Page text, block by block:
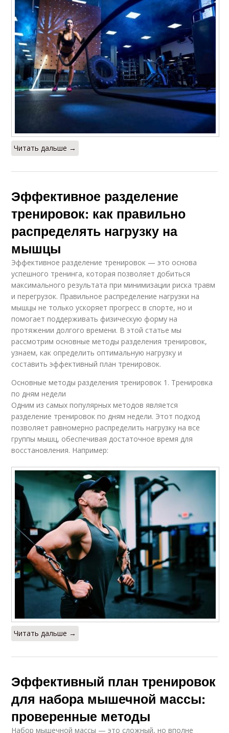
Читать дальше →
Эффективное разделение
тренировок: как правильно
распределять нагрузку на
мышцы
Эффективное разделение тренировок — это основа
успешного тренинга, которая позволяет добиться
максимального результата при минимизации риска травм
и перегрузок. Правильное распределение нагрузки на
мышцы не только ускоряет прогресс в спорте, но и
помогает поддерживать физическую форму на
протяжении долгого времени. В этой статье мы
рассмотрим основные методы разделения тренировок,
узнаем, как определить оптимальную нагрузку и
составить эффективный план тренировок.
Основные методы разделения тренировок 1. Тренировка
по дням недели
Одним из самых популярных методов является
разделение тренировок по дням недели. Этот подход
позволяет равномерно распределить нагрузку на все
группы мышц, обеспечивая достаточное время для
восстановления. Например:
Читать дальше →
Эффективный план тренировок
для набора мышечной массы:
проверенные методы
Набор мышечной массы — это сложный, но вполне